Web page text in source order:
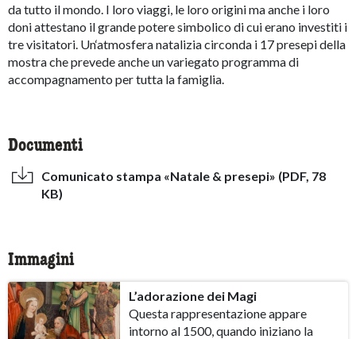
da tutto il mondo. I loro viaggi, le loro origini ma anche i loro
doni attestano il grande potere simbolico di cui erano investiti i
tre visitatori. Un‘atmosfera natalizia circonda i 17 presepi della
mostra che prevede anche un variegato programma di
accompagnamento per tutta la famiglia.
Documenti
Comunicato stampa «Natale & presepi» (PDF, 78
KB)
Immagini
L’adorazione dei Magi
Questa rappresentazione appare
intorno al 1500, quando iniziano la